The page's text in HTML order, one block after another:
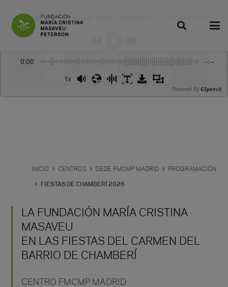
Dale play para escuchar este contenido
0:00 -:--
1x
Powered By GSpeech
INICIO CENTROS SEDE FMCMP MADRID PROGRAMACIÓN
FIESTAS DE CHAMBERÍ 2026
LA FUNDACIÓN MARÍA CRISTINA
MASAVEU
EN LAS FIESTAS DEL CARMEN DEL
BARRIO DE CHAMBERÍ
CENTRO FMCMP MADRID